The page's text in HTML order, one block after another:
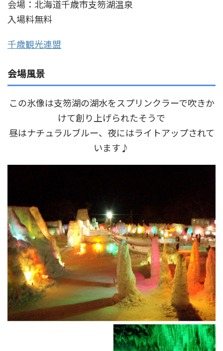
会場：北海道千歳市支笏湖温泉
入場料無料
千歳観光連盟
会場風景
この氷像は支笏湖の湖水をスプリンクラーで吹きか
けて創り上げられたそうで
昼はナチュラルブルー、夜にはライトアップされて
います♪